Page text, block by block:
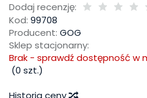
Dodaj recenzję:
Kod: 99708
Producent: GOG
Sklep stacjonarny:
Brak - sprawdź dostępność w
(0 szt.)
Historia ceny